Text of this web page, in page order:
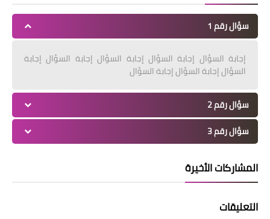
سؤال رقم 1
إجابة السؤال إجابة السؤال إجابة السؤال إجابة السؤال إجابة
السؤال إجابة السؤال إجابة السؤال
سؤال رقم 2
سؤال رقم 3
المشاركات الأخيرة
التعليقات